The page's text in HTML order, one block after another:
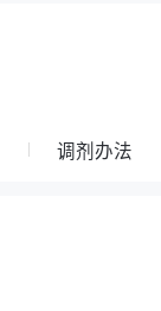
调剂办法